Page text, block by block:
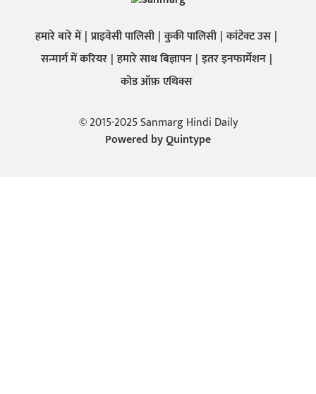
हमारे बारे में प्राइवेसी पालिसी कुकी पालिसी कांटेक्ट उस
सन्मार्ग में करियर हमारे साथ बिज्ञापन इतर इनफार्मेशन
कोड ऑफ़ एथिक्स
© 2015-2025 Sanmarg Hindi Daily
Powered byQuintype